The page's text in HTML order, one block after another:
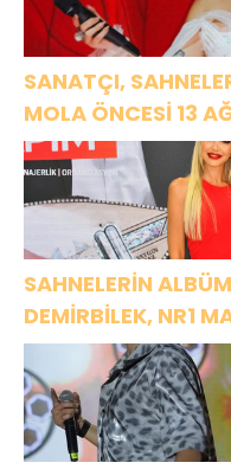
SANATÇI,
MOLA ÖNCESİ 13
HARBİYE’DE
SAHNELERİN
DEMİRBİLEK, NR1
ASSOLİST